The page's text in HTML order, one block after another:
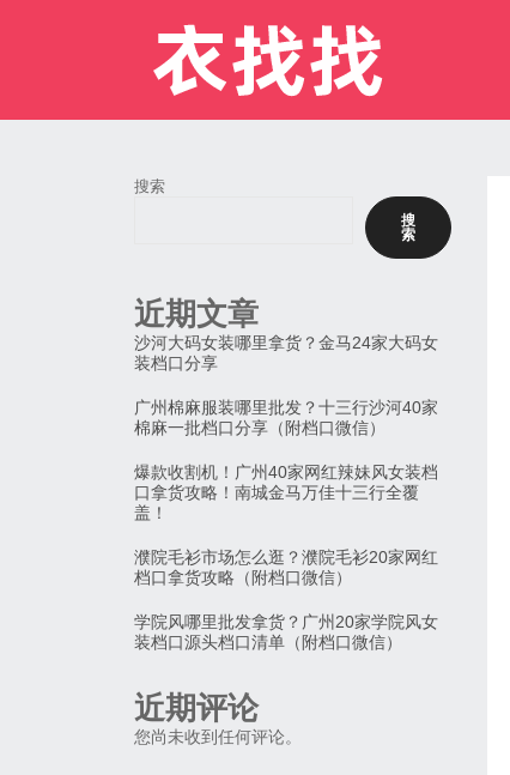
搜索
搜
索
近期文章
沙河大码女装哪里拿货？金马24家大码女
装档口分享
广州棉麻服装哪里批发？十三行沙河40家
棉麻一批档口分享（附档口微信）
爆款收割机！广州40家网红辣妹风女装档
口拿货攻略！南城金马万佳十三行全覆
盖！
濮院毛衫市场怎么逛？濮院毛衫20家网红
档口拿货攻略（附档口微信）
学院风哪里批发拿货？广州20家学院风女
装档口源头档口清单（附档口微信）
近期评论
您尚未收到任何评论。